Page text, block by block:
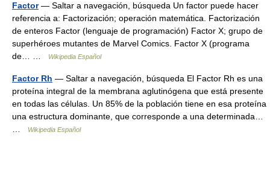
Factor— Saltar a navegación, búsqueda Un factor puede hacer
referencia a: Factorización; operación matemática. Factorización
de enteros Factor (lenguaje de programación) Factor X; grupo de
superhéroes mutantes de Marvel Comics. Factor X (programa
de… …
Wikipedia Español
Factor Rh — Saltar a navegación, búsqueda El Factor Rh es una
proteína integral de la membrana aglutinógena que está presente
en todas las células. Un 85% de la población tiene en esa proteína
una estructura dominante, que corresponde a una determinada…
Wikipedia Español